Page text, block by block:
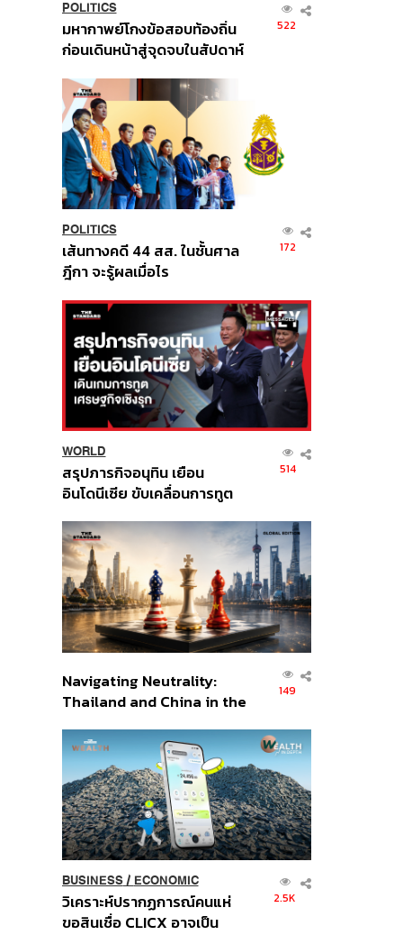
POLITICS
มหากาพย์โกงข้อสอบท้องถิ่น
ก่อนเดินหน้าสู่จุดจบในสัปดาห์
522
POLITICS
เส้นทางคดี 44 สส. ในชั้นศาล
ฎีกา จะรู้ผลเมื่อไร
172
WORLD
สรุปภารกิจอนุทิน เยือน
อินโดนีเซีย ขับเคลื่อนการทูต
ส่วนยุทธศาสตร์ไทย –
อินโดนีเซีย
514
Navigating Neutrality:
Thailand and China in the
Order
149
BUSINESS/ ECONOMIC
วิเคราะห์ปรากฏการณ์คนแห่
ขอสินเชื่อ CLICX อาจเป็น
2.5K